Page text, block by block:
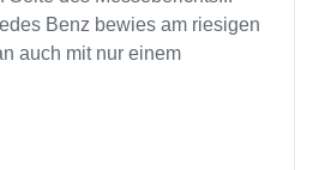
Benz bewies am riesigen
auch mit nur einem